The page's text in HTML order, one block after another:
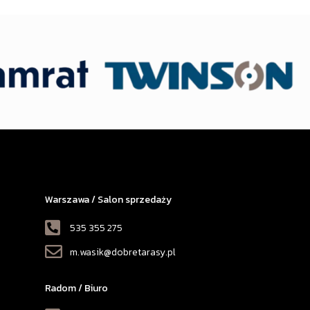
Warszawa / Salon sprzedaży
535 355 275
m.wasik@dobretarasy.pl
Radom / Biuro